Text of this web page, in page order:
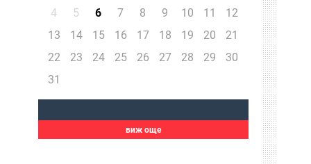
4
5 6 7 8 9 10 11
12
13
14 15 16 17 18 19 20
21
22
23 24 25 26 27 28 29
30
31
виж още